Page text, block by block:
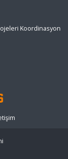
Koordinasyon